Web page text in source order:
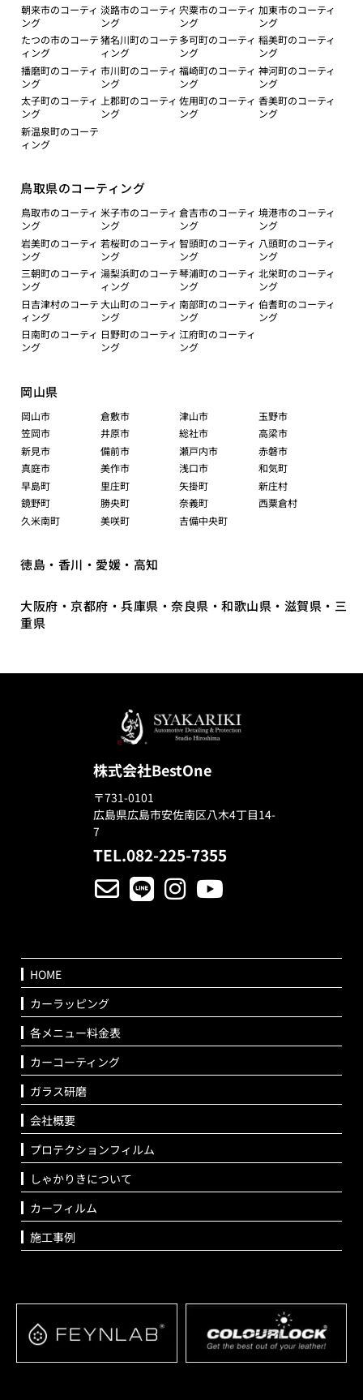
朝来市のコーティ
ング
淡路市のコーティ
ング
宍粟市のコーティ
ング
加東市のコーティ
ング
たつの市のコーテ
ィング
猪名川町のコーテ
ィング
多可町のコーティ
ング
稲美町のコーティ
ング
播磨町のコーティ
ング
市川町のコーティ
ング
福崎町のコーティ
ング
神河町のコーティ
ング
太子町のコーティ
ング
上郡町のコーティ
ング
佐用町のコーティ
ング
香美町のコーティ
ング
新温泉町のコーテ
ィング
鳥取県のコーティング
鳥取市のコーティ
ング
米子市のコーティ
ング
倉吉市のコーティ
ング
境港市のコーティ
ング
岩美町のコーティ
ング
若桜町のコーティ
ング
智頭町のコーティ
ング
八頭町のコーティ
ング
三朝町のコーティ
ング
湯梨浜町のコーテ
ィング
琴浦町のコーティ
ング
北栄町のコーティ
ング
日吉津村のコーテ
ィング
大山町のコーティ
ング
南部町のコーティ
ング
伯耆町のコーティ
ング
日南町のコーティ
ング
日野町のコーティ
ング
江府町のコーティ
ング
岡山県
岡山市 倉敷市 津山市
玉野市
笠岡市
井原市 総社市
高梁市
新見市
備前市 瀬戸内市
赤磐市
真庭市
美作市 浅口市
和気町
早島町
里庄町 矢掛町
新庄村
鏡野町
勝央町 奈義町
西粟倉村
久米南町
美咲町 吉備中央町
徳島・香川・愛媛・高知
大阪府・京都府・兵庫県・奈良県・和歌山県・滋賀県・三
重県
株式会社BestOne
〒731-0101
広島県広島市安佐南区八木4丁目14-
7
TEL.082-225-7355
HOME
カーラッピング
各メニュー料金表
カーコーティング
ガラス研磨
会社概要
プロテクションフィルム
しゃかりきについて
カーフィルム
施工事例